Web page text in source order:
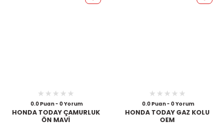
0.0 Puan - 0 Yorum
HONDA TODAY ÇAMURLUK
ÖN MAVİ
0.0 Puan - 0 Yorum
HONDA TODAY GAZ KOLU
OEM